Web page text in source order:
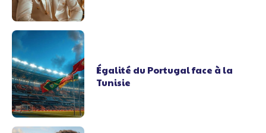
Égalité du Portugal face à la
Tunisie